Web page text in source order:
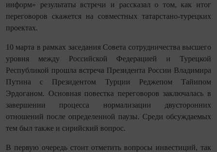
информ» результаты встречи и рассказал о том, как итог
переговоров скажется на совместных татарстано-турецких
проектах.
10 марта в рамках заседания Совета сотрудничества высшего
уровня между Российской Федерацией и Турецкой
Республикой прошла встреча Президента России Владимира
Путина с Президентом Турции Реджепом Тайипом
Эрдоганом. Основная повестка переговоров заключалась в
завершении процесса нормализации двусторонних
отношений после определенной паузы. Среди обсуждаемых
тем был также и сирийский вопрос.
В первую очередь стоит отметить вопросы инвестиций, так